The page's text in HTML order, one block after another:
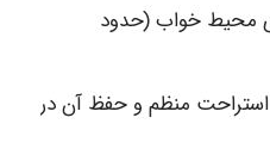
محیط خواب (حدود
منظم و حفظ آن در